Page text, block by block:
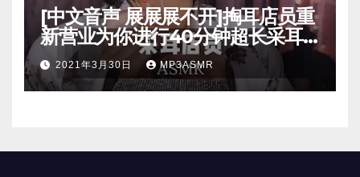
[中文音声 展展展不开]掏耳店员重
新营业为你进行40分钟超长采耳
40.分钟完整版3D环绕立体声
2021年3月30日 MP3ASMR